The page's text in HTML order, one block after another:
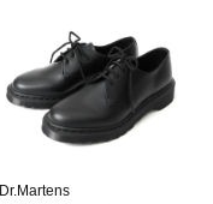
Dr.Martens